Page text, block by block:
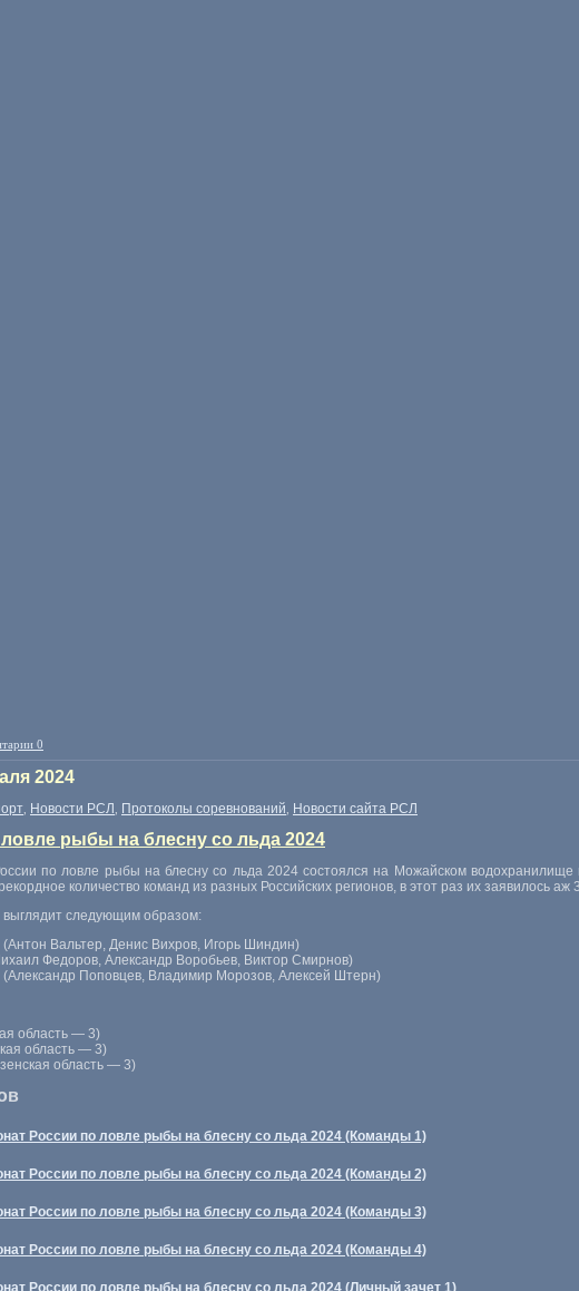
0
2024
Новости РСЛ Протоколы соревнований Новости сайта РСЛ
рыбы на блесну со льда 2024
по ловле рыбы на блесну со льда 2024 состоялся на Можайском
количество команд из разных Российских регионов, в этот раз их заявилось аж
выглядит следующим образом:
(Антон Вальтер, Денис Вихров, Игорь Шиндин)
Федоров, Александр Воробьев, Виктор Смирнов)
(Александр Поповцев, Владимир Морозов, Алексей Штерн)
область — 3)
область — 3)
область — 3)
России по ловле рыбы на блесну со льда 2024 (Команды 1)
России по ловле рыбы на блесну со льда 2024 (Команды 2)
России по ловле рыбы на блесну со льда 2024 (Команды 3)
России по ловле рыбы на блесну со льда 2024 (Команды 4)
России по ловле рыбы на блесну со льда 2024 (Личный зачет 1)